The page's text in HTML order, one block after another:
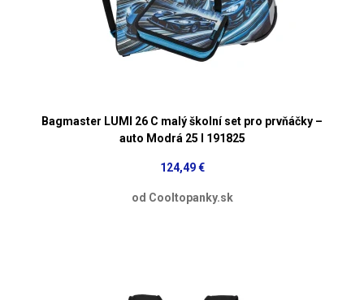
Bagmaster LUMI 26 C malý školní set pro prvňáčky –
auto Modrá 25 l 191825
124,49 €
od Cooltopanky.sk